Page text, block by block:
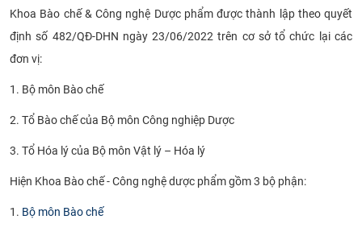
Khoa Bào chế & Công nghệ Dược phẩm được thành lập theo quyết
định số 482/QĐ-DHN ngày 23/06/2022 trên cơ sở tổ chức lại các
đơn vị:
1. Bộ môn Bào chế
2. Tổ Bào chế của Bộ môn Công nghiệp Dược
3. Tổ Hóa lý của Bộ môn Vật lý – Hóa lý
Hiện Khoa Bào chế - Công nghệ dược phẩm gồm 3 bộ phận:
1. Bộ môn Bào chế